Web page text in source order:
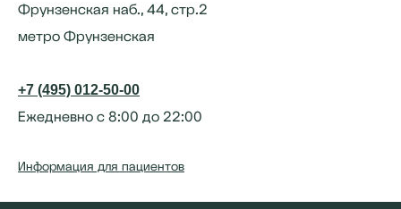
Фрунзенская наб., 44, стр.2
метро Фрунзенская
+7 (495) 012-50-00
Ежедневно с 8:00 до 22:00
Информация для пациентов